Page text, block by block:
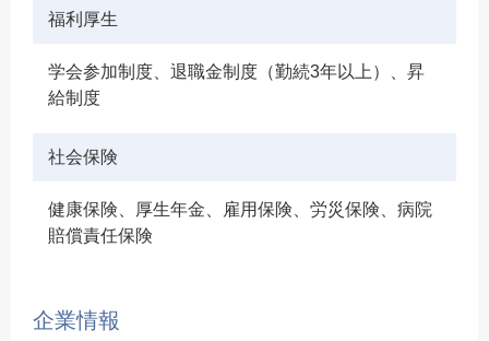
福利厚生
学会参加制度、退職金制度（勤続3年以上）、昇
給制度
社会保険
健康保険、厚生年金、雇用保険、労災保険、病院
賠償責任保険
企業情報